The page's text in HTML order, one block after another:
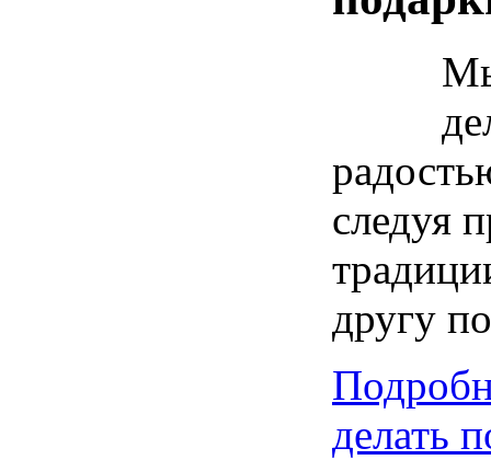
следуя
другу
делать